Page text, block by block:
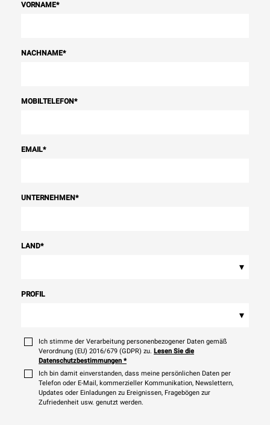
VORNAME*
NACHNAME*
MOBILTELEFON*
EMAIL*
UNTERNEHMEN*
LAND*
▾
PROFIL
▾
Ich stimme der Verarbeitung personenbezogener Daten gemäß
Verordnung (EU) 2016/679 (GDPR) zu. Lesen Sie die
Datenschutzbestimmungen *
Ich bin damit einverstanden, dass meine persönlichen Daten per
Telefon oder E-Mail, kommerzieller Kommunikation, Newslettern,
Updates oder Einladungen zu Ereignissen, Fragebögen zur
Zufriedenheit usw. genutzt werden.